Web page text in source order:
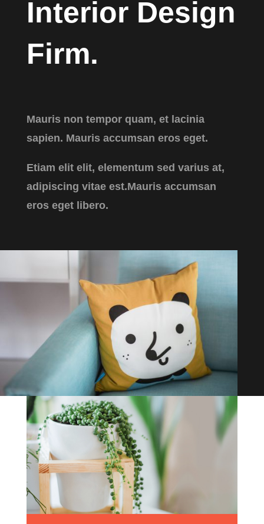
Interior Design
Firm.
Mauris non tempor quam, et lacinia
sapien. Mauris accumsan eros eget.
Etiam elit elit, elementum sed varius at,
adipiscing vitae est.Mauris accumsan
eros eget libero.